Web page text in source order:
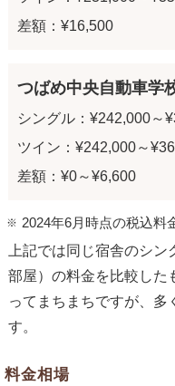
差額：¥16,500
つばめ中央自動車学
シングル：¥242,000～
ツイン：¥242,000～
差額：¥0～¥6,600
2024年6月時点の税込料
上記では同じ宿舎のシ
部屋）の料金を比較した
ってまちまちですが、多
す。
料金相場